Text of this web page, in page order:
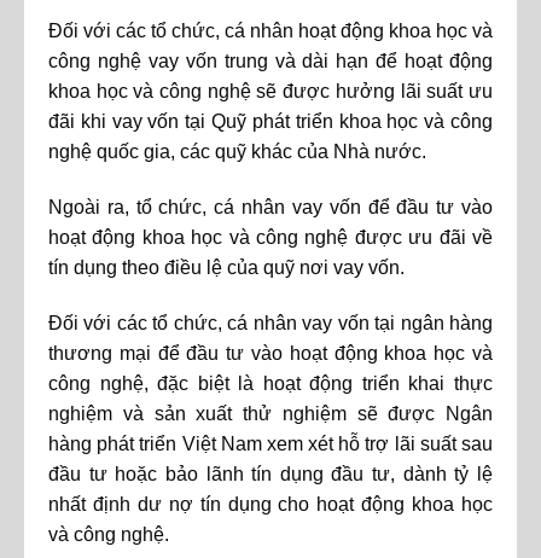
Đối với các tổ chức, cá nhân hoạt động khoa học và
công nghệ vay vốn trung và dài hạn để hoạt động
khoa học và công nghệ sẽ được hưởng lãi suất ưu
đãi khi vay vốn tại Quỹ phát triển khoa học và công
nghệ quốc gia, các quỹ khác của Nhà nước.
Ngoài ra, tổ chức, cá nhân vay vốn để đầu tư vào
hoạt động khoa học và công nghệ được ưu đãi về
tín dụng theo điều lệ của quỹ nơi vay vốn.
Đối với các tổ chức, cá nhân vay vốn tại ngân hàng
thương mại để đầu tư vào hoạt động khoa học và
công nghệ, đặc biệt là hoạt động triển khai thực
nghiệm và sản xuất thử nghiệm sẽ được Ngân
hàng phát triển Việt Nam xem xét hỗ trợ lãi suất sau
đầu tư hoặc bảo lãnh tín dụng đầu tư, dành tỷ lệ
nhất định dư nợ tín dụng cho hoạt động khoa học
và công nghệ.